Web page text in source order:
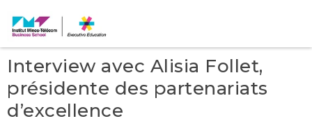
Interview avec Alisia Follet,
présidente des partenariats
d’excellence